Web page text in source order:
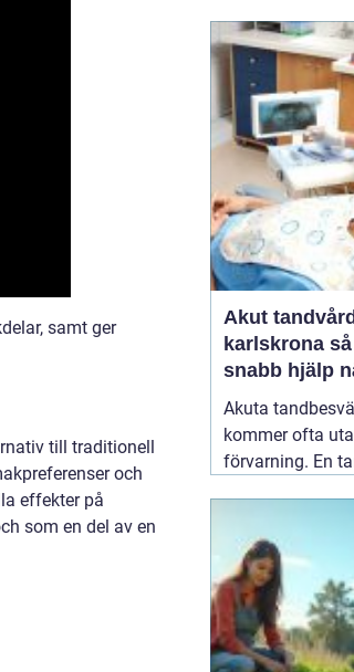
samt ger
till traditionell
och
effekter på
som en del av en
Sverige söker
efter
metoder som
återhämtning,
allmänt
utan ingrepp
Akut
karlskrona så får du
snabb hjälp
tanden krisar
Akuta
kommer ofta
förvarning. En
du knappt kan
fyllning kan
lagom till
tand kan
olycka. I